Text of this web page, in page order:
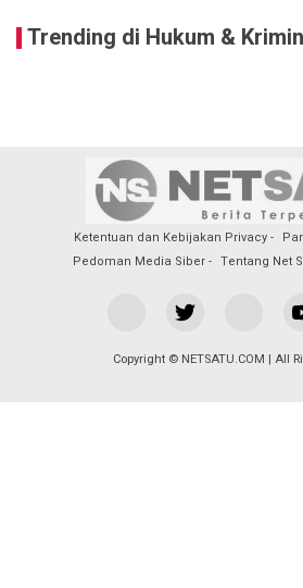
Trending di Hukum &
Ketentuan dan Kebijakan Privacy
Pedoman Media Siber
Tentang Net
Copyright © NETSATU.COM | All